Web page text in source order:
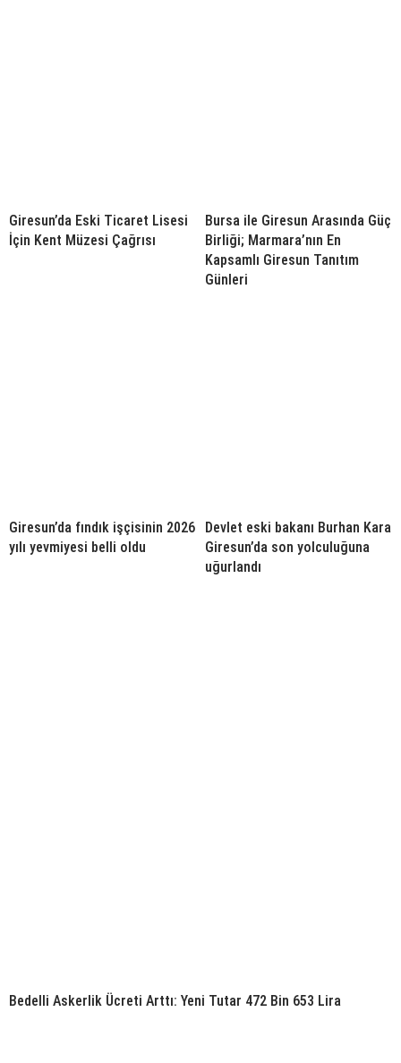
Giresun’da Eski Ticaret Lisesi
İçin Kent Müzesi Çağrısı
Bursa ile Giresun Arasında Güç
Birliği; Marmara’nın En
Kapsamlı Giresun Tanıtım
Günleri
Giresun’da fındık işçisinin 2026
yılı yevmiyesi belli oldu
Devlet eski bakanı Burhan Kara
Giresun’da son yolculuğuna
uğurlandı
Bedelli Askerlik Ücreti Arttı: Yeni Tutar 472 Bin 653 Lira